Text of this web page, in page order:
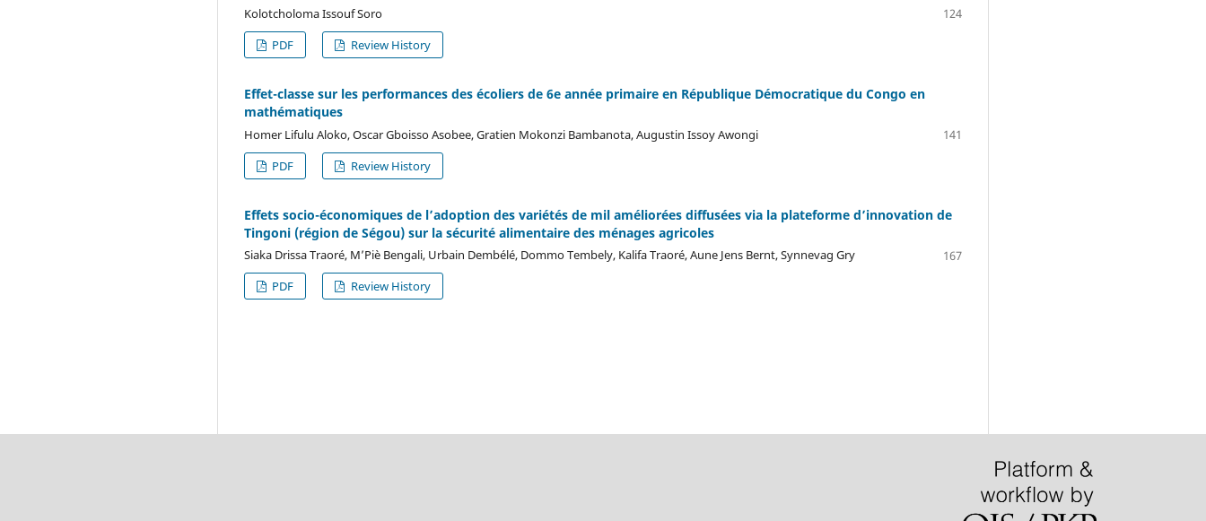
Kolotcholoma Issouf Soro
124
PDF
Review History
Effet-classe sur les performances des écoliers de 6e année primaire en République Démocratique du Congo en
mathématiques
Homer Lifulu Aloko, Oscar Gboisso Asobee, Gratien Mokonzi Bambanota, Augustin Issoy Awongi
141
PDF
Review History
Effets socio-économiques de l’adoption des variétés de mil améliorées diffusées via la plateforme d’innovation de
Tingoni (région de Ségou) sur la sécurité alimentaire des ménages agricoles
Siaka Drissa Traoré, M’Piè Bengali, Urbain Dembélé, Dommo Tembely, Kalifa Traoré, Aune Jens Bernt, Synnevag Gry
167
PDF
Review History